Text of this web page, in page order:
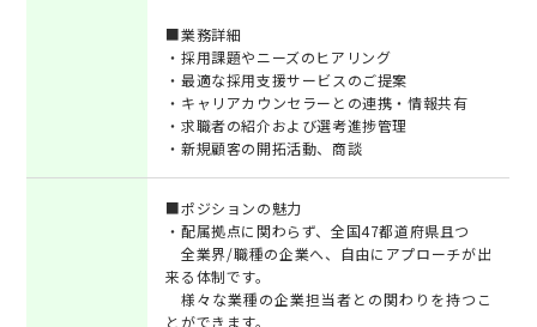
■業務詳細
・採用課題やニーズのヒアリング
・最適な採用支援サービスのご提案
・キャリアカウンセラーとの連携・情報共有
・求職者の紹介および選考進捗管理
・新規顧客の開拓活動、商談
■ポジションの魅力
・配属拠点に関わらず、全国47都道府県且つ
全業界/職種の企業へ、自由にアプローチが出
来る体制です。
様々な業種の企業担当者との関わりを持つこ
とができます。